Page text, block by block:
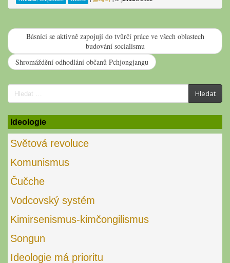
Básníci se aktivně zapojují do tvůrčí práce ve všech oblastech
budování socialismu
Shromáždění odhodlání občanů Pchjongjangu
Search
for:
Hledat
Ideologie
Světová revoluce
Komunismus
Čučche
Vodcovský systém
Kimirsenismus-kimčongilismus
Songun
Ideologie má prioritu